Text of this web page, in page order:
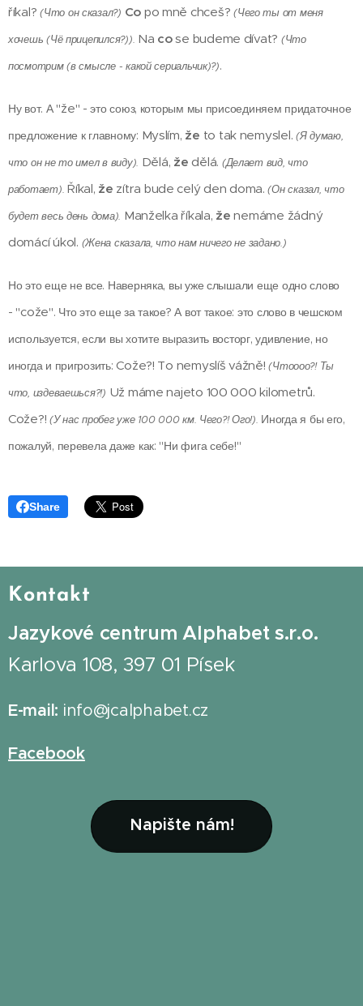
říkal?(Что он сказал?) Co po mně chceš? (Чего ты от меня
хочешь (Чё прицепился?)). Na cose budeme dívat? (Что
посмотрим (в смысле - какой сериальчик)?).
Ну вот. А "že" - это союз, которым мы присоединяем придаточное
предложение к главному: Myslím, že to tak nemyslel. (Я думаю,
что он не то имел в виду). Dělá, že dělá. (Делает вид, что
работает). Říkal, že zítra bude celý den doma. (Он сказал, что
будет весь день дома). Manželka říkala, že nemáme žádný
domácí úkol. (Жена сказала, что нам ничего не задано.)
Но это еще не все. Наверняка, вы уже слышали еще одно слово
- "cože". Что это еще за такое? А вот такое: это слово в чешском
используется, если вы хотите выразить восторг, удивление, но
иногда и пригрозить:Cože?! To nemyslíš vážně! (Чтоооо?! Ты
что, издеваешься?!) Už máme najeto 100 000 kilometrů.
Cože?!(У нас пробег уже 100 000 км. Чего?! Ого!). Иногда я бы его,
пожалуй, перевела даже как: "Ни фига себе!"
Share
Kontakt
Jazykové centrum Alphabet s.r.o.
Karlova 108, 397 01 Písek
E-mail: info@jcalphabet.cz
Facebook
Napište nám!